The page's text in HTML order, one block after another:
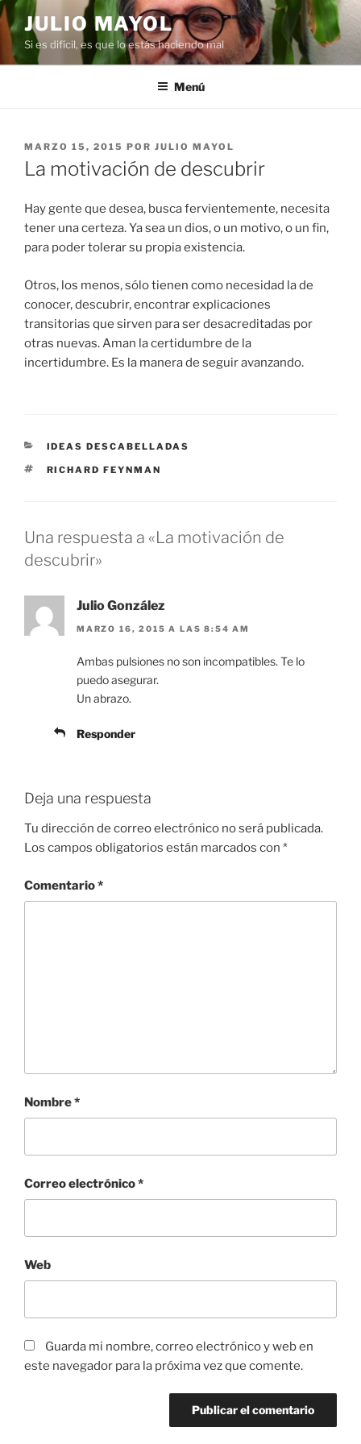
Saltar
al
contenido
JULIO MAYOL
Si es difícil, es que lo estás haciendo mal
Menú
PUBLICADO
EL
MARZO 15, 2015 POR JULIO MAYOL
La motivación de descubrir
Hay gente que desea, busca fervientemente, necesita
tener una certeza. Ya sea un dios, o un motivo, o un fin,
para poder tolerar su propia existencia.
Otros, los menos, sólo tienen como necesidad la de
conocer, descubrir, encontrar explicaciones
transitorias que sirven para ser desacreditadas por
otras nuevas. Aman la certidumbre de la
incertidumbre. Es la manera de seguir avanzando.
CATEGORÍAS
IDEAS DESCABELLADAS
ETIQUETAS
RICHARD FEYNMAN
Una respuesta a «La motivación de
descubrir»
Julio González
MARZO 16, 2015 A LAS 8:54 AM
Ambas pulsiones no son incompatibles. Te lo
puedo asegurar.
Un abrazo.
Responder
Deja una respuesta
Tu dirección de correo electrónico no será publicada.
Los campos obligatorios están marcados con *
Comentario*
Nombre*
Correo electrónico*
Web
Guarda mi nombre, correo electrónico y web en
este navegador para la próxima vez que comente.